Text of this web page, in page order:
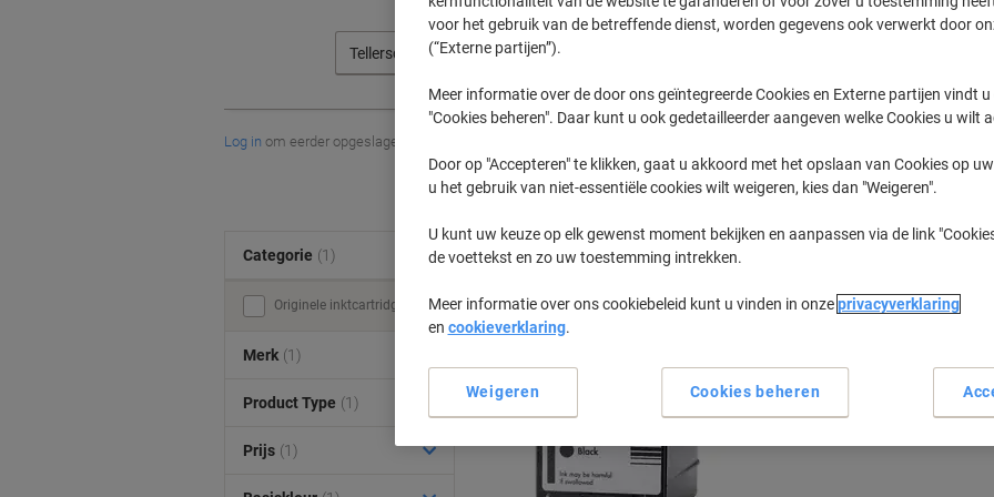
Tellerscan
Log in om eerder opgeslagen printers en/of eerder gekochte cartridges te tonen
Tellerscan 215 Printer Inkt Cartridges
Sorteer op:
Categorie (1)
Originele inktcartridges (1)
Merk (1)
Product Type (1)
Prijs (1)
voor het gebruik van de betreffende dienst, worden gegevens ook verwerkt door
(“Externe partijen”).
Meer informatie over de door ons geïntegreerde Cookies en Externe partijen vindt u
"Cookies beheren". Daar kunt u ook gedetailleerder aangeven welke Cookies u wilt
Door op "Accepteren" te klikken, gaat u akkoord met het opslaan van Cookies op
u het gebruik van niet-essentiële cookies wilt weigeren, kies dan "Weigeren".
U kunt uw keuze op elk gewenst moment bekijken en aanpassen via de link
de voettekst en zo uw toestemming intrekken.
Meer informatie over ons cookiebeleid kunt u vinden in onzeprivacyverklaring
en cookieverklaring.
Cookies beheren
Weigeren